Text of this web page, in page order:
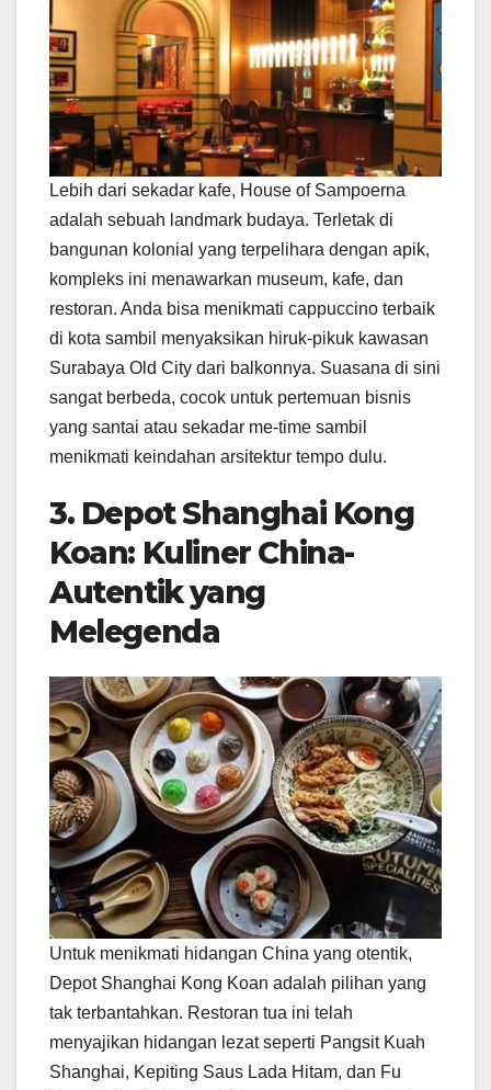
Lebih dari sekadar kafe, House of Sampoerna
adalah sebuah landmark budaya. Terletak di
bangunan kolonial yang terpelihara dengan apik,
kompleks ini menawarkan museum, kafe, dan
restoran. Anda bisa menikmati cappuccino terbaik
di kota sambil menyaksikan hiruk-pikuk kawasan
Surabaya Old City dari balkonnya. Suasana di sini
sangat berbeda, cocok untuk pertemuan bisnis
yang santai atau sekadar me-time sambil
menikmati keindahan arsitektur tempo dulu.
3. Depot Shanghai Kong
Koan: Kuliner China-
Autentik yang
Melegenda
Untuk menikmati hidangan China yang otentik,
Depot Shanghai Kong Koan adalah pilihan yang
tak terbantahkan. Restoran tua ini telah
menyajikan hidangan lezat seperti Pangsit Kuah
Shanghai, Kepiting Saus Lada Hitam, dan Fu